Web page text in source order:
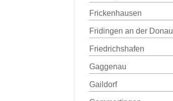
Frickenhausen
Fridingen an der Donau
Friedrichshafen
Gaggenau
Gaildorf